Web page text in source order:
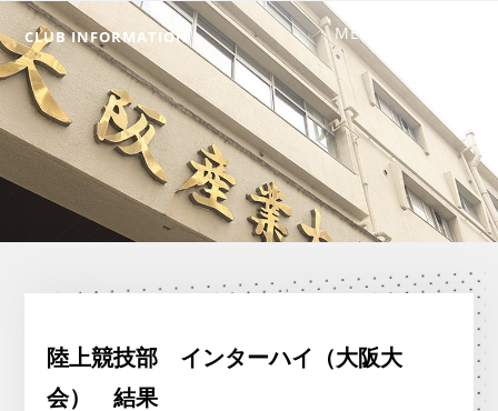
CLUB INFORMATION
陸上競技部 インターハイ（大阪大
会） 結果